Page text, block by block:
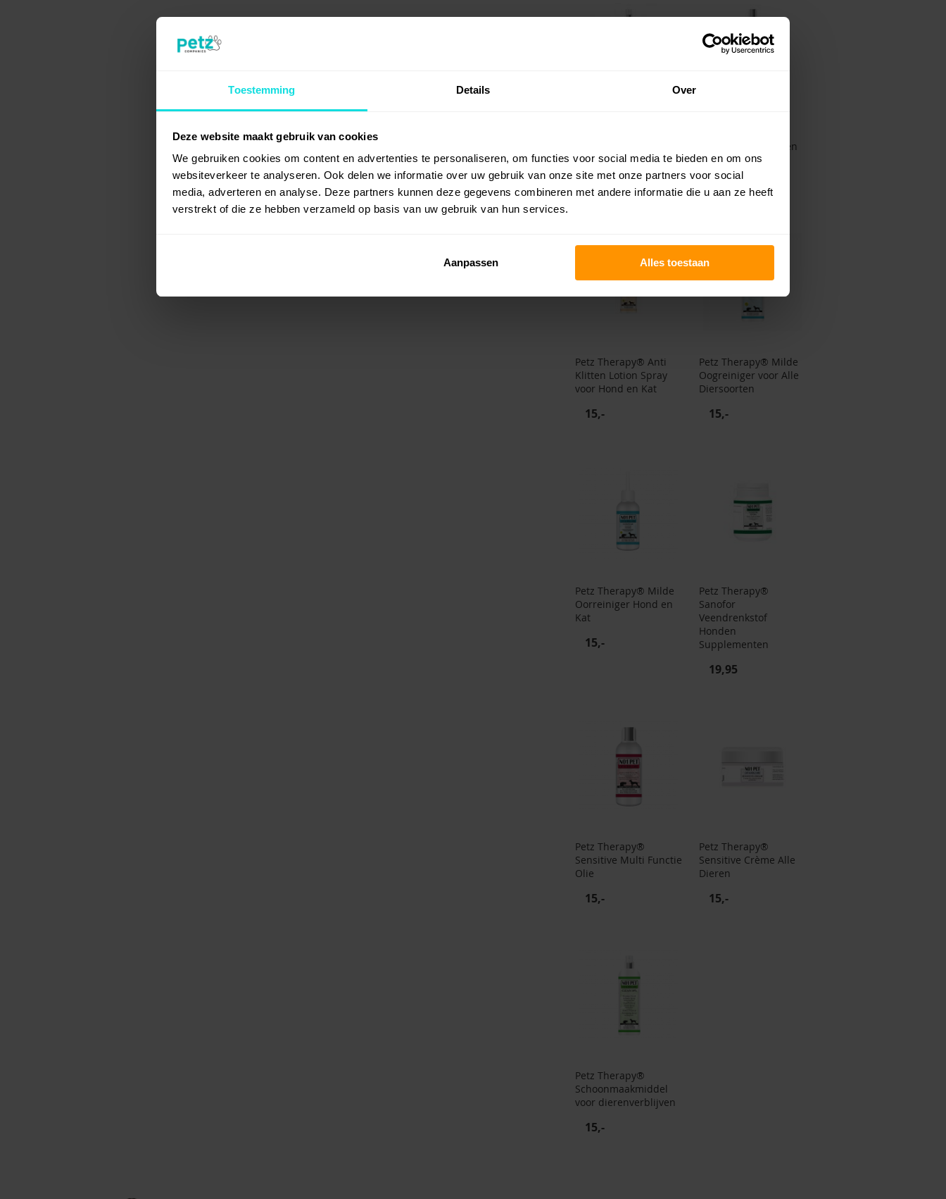
Toestemming Details Over
Deze website maakt gebruik van cookies
We gebruiken cookies om content en advertenties te personaliseren, om functies voor social media te bieden en om ons
websiteverkeer te analyseren. Ook delen we informatie over uw gebruik van onze site met onze partners voor social
media, adverteren en analyse. Deze partners kunnen deze gegevens combineren met andere informatie die u aan ze heeft
verstrekt of die ze hebben verzameld op basis van uw gebruik van hun services.
Aanpassen Alles toestaan
15,-
Conditioner Hond en
Kat
Petz Therapy® Anti
Klitten Lotion Spray
voor Hond en Kat
15,-
Petz Therapy® Milde
Oogreiniger voor Alle
Diersoorten
15,-
Petz Therapy® Milde
Oorreiniger Hond en
Kat
15,-
Petz Therapy®
Sanofor
Veendrenkstof
Honden
Supplementen
19,95
Petz Therapy®
Sensitive Multi Functie
Olie
15,-
Petz Therapy®
Sensitive Crème Alle
Dieren
15,-
Petz Therapy®
Schoonmaakmiddel
voor dierenverblijven
15,-